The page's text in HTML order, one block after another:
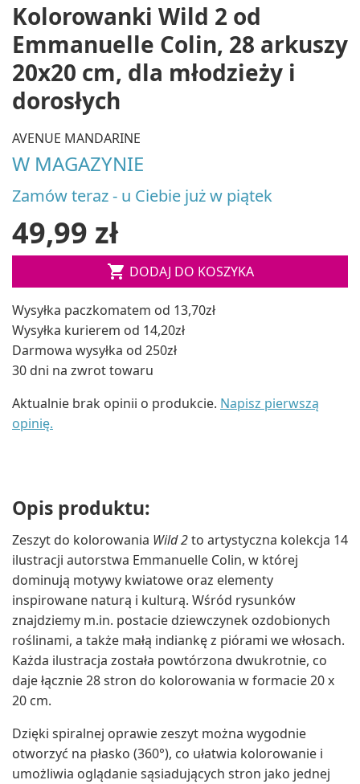
Kolorowanki Wild 2 od
Emmanuelle Colin, 28 arkuszy
20x20 cm, dla młodzieży i
dorosłych
AVENUE MANDARINE
W MAGAZYNIE
Zamów teraz - u Ciebie już w piątek
49,99 zł
 DODAJ DO KOSZYKA
Wysyłka paczkomatem od 13,70zł
Wysyłka kurierem od 14,20zł
Darmowa wysyłka od 250zł
30 dni na zwrot towaru
Aktualnie brak opinii o produkcie. Napisz pierwszą
opinię.
Opis produktu:
Zeszyt do kolorowania Wild 2to artystyczna kolekcja 14
ilustracji autorstwa Emmanuelle Colin, w której
dominują motywy kwiatowe oraz elementy
inspirowane naturą i kulturą. Wśród rysunków
znajdziemy m.in. postacie dziewczynek ozdobionych
roślinami, a także małą indiankę z piórami we włosach.
Każda ilustracja została powtórzona dwukrotnie, co
daje łącznie 28 stron do kolorowania w formacie 20 x
20 cm.
Dzięki spiralnej oprawie zeszyt można wygodnie
otworzyć na płasko (360°), co ułatwia kolorowanie i
umożliwia oglądanie sąsiadujących stron jako jednej